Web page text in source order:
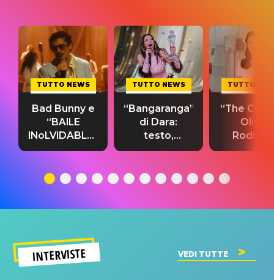
TUTTO NEWS
Bad Bunny e
“BAILE
INoLVIDABLE”:
testo,
significato
TUTTO NEWS
“Bangaranga”
di Dara:
testo,
traduzione e
del singolo
TUTTO
“The
Olivia
testo,
INTERVISTE VEDI TUTTE